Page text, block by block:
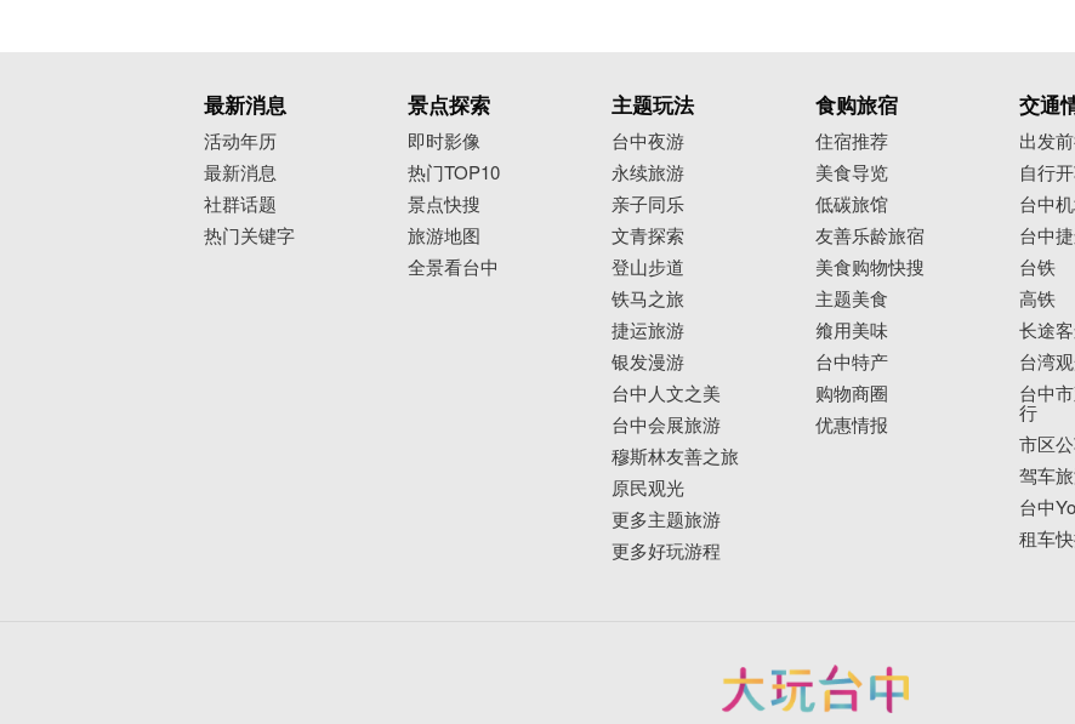
最新消息
活动年历
最新消息
社群话题
热门关键字
景点探索
即时影像
热门TOP10
景点快搜
旅游地图
全景看台中
主题玩法
台中夜游
永续旅游
亲子同乐
文青探索
登山步道
铁马之旅
捷运旅游
银发漫游
台中人文之美
台中会展旅游
穆斯林友善之旅
原民观光
更多主题旅游
更多好玩游程
食购旅宿
住宿推荐
美食导览
低碳旅馆
友善乐龄旅宿
美食购物快搜
主题美食
飨用美味
台中特产
购物商圈
优惠情报
交通
出发
自行
台中
台中
台铁
高铁
长途
台湾
台中
行
市区
驾车
台中
租车